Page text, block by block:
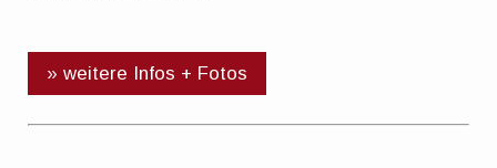
» weitere Infos + Fotos